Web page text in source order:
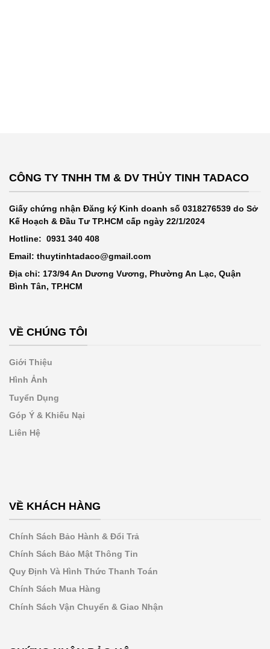
CÔNG TY TNHH TM & DV THỦY TINH TADACO
Giấy chứng nhận Đăng ký Kinh doanh số 0318276539 do Sở
Kế Hoạch & Đầu Tư TP.HCM cấp ngày 22/1/2024
Hotline: 0931 340 408
Email: thuytinhtadaco@gmail.com
Địa chỉ: 173/94 An Dương Vương, Phường An Lạc, Quận
Bình Tân, TP.HCM
VỀ CHÚNG TÔI
Giới Thiệu
Hình Ảnh
Tuyển Dụng
Góp Ý & Khiếu Nại
Liên Hệ
VỀ KHÁCH HÀNG
Chính Sách Bảo Hành & Đổi Trả
Chính Sách Bảo Mật Thông Tin
Quy Định Và Hình Thức Thanh Toán
Chính Sách Mua Hàng
Chính Sách Vận Chuyển & Giao Nhận